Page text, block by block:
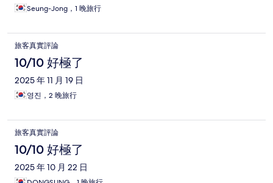
Seung-Jong，1 晚旅行
旅客真實評論
10/10 好極了
2025 年 11 月 19 日
영진，2 晚旅行
旅客真實評論
10/10 好極了
2025 年 10 月 22 日